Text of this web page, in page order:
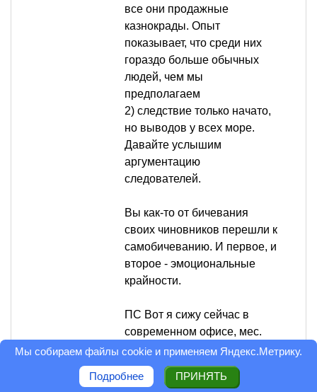
все они продажные
казнокрады. Опыт
показывает, что среди них
гораздо больше обычных
людей, чем мы
предполагаем
2) следствие только начато,
но выводов у всех море.
Давайте услышим
аргументацию
следователей.
Вы как-то от бичевания
своих чиновников перешли к
самобичеванию. И первое, и
второе - эмоциональные
крайности.
ПС Вот я сижу сейчас в
современном офисе, мес.
тому отремонтированном.
Передо мной, слева, справа
и сзади - пластик, мебель из
Мы собираем файлы cookie и применяем Яндекс.Метрику.
Подробнее ПРИНЯТЬ